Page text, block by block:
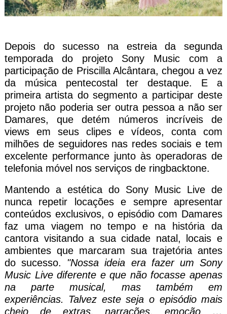
Depois do sucesso na estreia da segunda
temporada do projeto Sony Music com a
participação de Priscilla Alcântara, chegou a vez
da música pentecostal ter destaque. E a
primeira artista do segmento a participar deste
projeto não poderia ser outra pessoa a não ser
Damares, que detém números incríveis de
views em seus clipes e vídeos, conta com
milhões de seguidores nas redes sociais e tem
excelente performance junto às operadoras de
telefonia móvel nos serviços de ringbacktone.
Mantendo a estética do Sony Music Live de
nunca repetir locações e sempre apresentar
conteúdos exclusivos, o episódio com Damares
faz uma viagem no tempo e na história da
cantora visitando a sua cidade natal, locais e
ambientes que marcaram sua trajetória antes
do sucesso.
"Nossa ideia era fazer um Sony
Music Live diferente e que não focasse apenas
na parte musical, mas também em
experiências. Talvez este seja o episódio mais
cheio de extras, narrações, emoção …